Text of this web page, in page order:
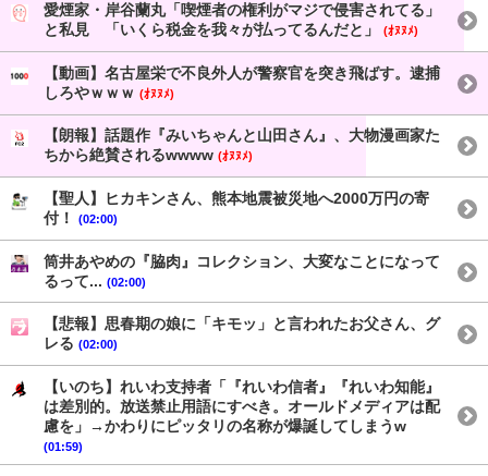
愛煙家・岸谷蘭丸「喫煙者の権利がマジで侵害されてる」
と私見 「いくら税金を我々が払ってるんだと」
(ｵﾇﾇﾒ)
【動画】名古屋栄で不良外人が警察官を突き飛ばす。逮捕
しろやｗｗｗ (ｵﾇﾇﾒ)
【朗報】話題作『みいちゃんと山田さん』、大物漫画家た
ちから絶賛されるwwww (ｵﾇﾇﾒ)
【聖人】ヒカキンさん、熊本地震被災地へ2000万円の寄
付！
(02:00)
筒井あやめの『脇肉』コレクション、大変なことになって
るって... (02:00)
【悲報】思春期の娘に「キモッ」と言われたお父さん、グ
レる (02:00)
【いのち】れいわ支持者「『れいわ信者』『れいわ知能』
は差別的。放送禁止用語にすべき。オールドメディアは配
慮を」→かわりにピッタリの名称が爆誕してしまうw
(01:59)